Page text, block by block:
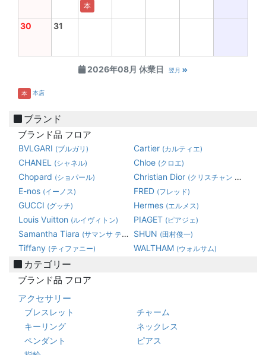
2026年08月 休業日 翌月
本
30 31
本 本店
ブランド
ブランド品 フロア
BVLGARI (ブルガリ) Cartier (カルティエ)
CHANEL (シャネル) Chloe (クロエ)
Chopard (ショパール) Christian Dior (クリスチャン ディオール)
E-nos (イーノス) FRED (フレッド)
GUCCI (グッチ) Hermes (エルメス)
Louis Vuitton (ルイヴィトン) PIAGET (ピアジェ)
Samantha Tiara (サマンサ ティアラ) SHUN (田村俊一)
Tiffany (ティファニー) WALTHAM (ウォルサム)
カテゴリー
ブランド品 フロア
アクセサリー
ブレスレット
チャーム
キーリング
ネックレス
ペンダント
ピアス